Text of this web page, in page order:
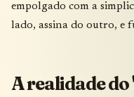
empolgado com a
lado, assina do outro, e
A realidade